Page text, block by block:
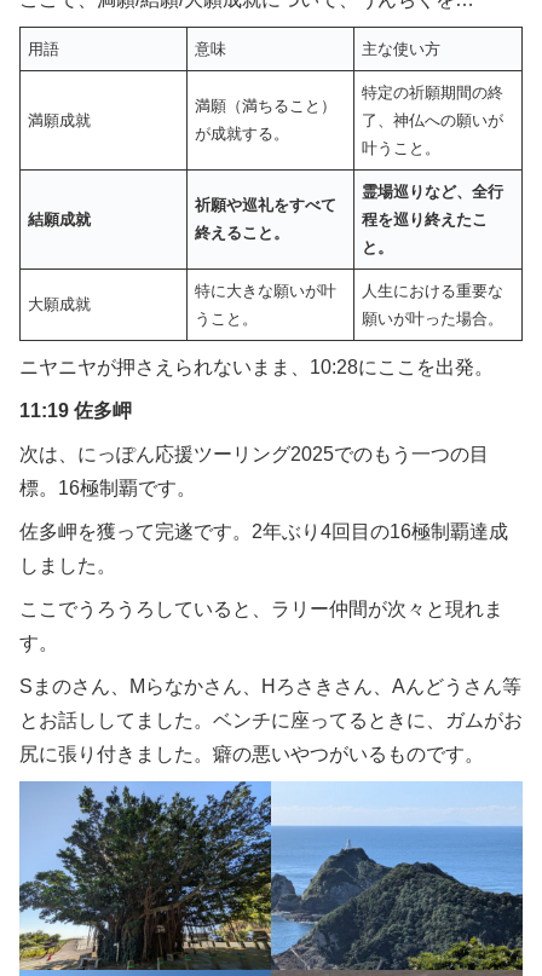
用語 意味 主な使い方
満願成就
満願（満ちること）
が成就する。
特定の祈願期間の終
了、神仏への願いが
叶うこと。
結願成就
祈願や巡礼をすべて
終えること。
霊場巡りなど、全行
程を巡り終えたこ
と。
大願成就
特に大きな願いが叶
うこと。
人生における重要な
願いが叶った場合。
ニヤニヤが押さえられないまま、10:28にここを出発。
11:19 佐多岬
次は、にっぽん応援ツーリング2025でのもう一つの目
標。16極制覇です。
佐多岬を獲って完遂です。2年ぶり4回目の16極制覇達成
しました。
ここでうろうろしていると、ラリー仲間が次々と現れま
す。
Sまのさん、Mらなかさん、Hろさきさん、Aんどうさん等
とお話ししてました。ベンチに座ってるときに、ガムがお
尻に張り付きました。癖の悪いやつがいるものです。